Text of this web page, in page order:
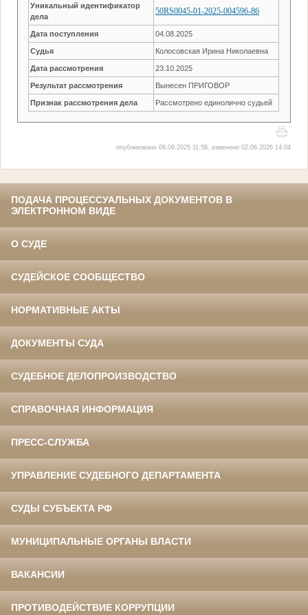
Уникальный идентификатор
дела
50RS0045-01-2025-004596-86
Дата поступления 04.08.2025
Судья Колосовская Ирина Николаевна
Дата рассмотрения 23.10.2025
Результат рассмотрения Вынесен ПРИГОВОР
Признак рассмотрения дела Рассмотрено единолично судьей
опубликовано 09.09.2025 11:58, изменено 02.06.2026 14:04
ПОДАЧА ПРОЦЕССУАЛЬНЫХ ДОКУМЕНТОВ В
ЭЛЕКТРОННОМ ВИДЕ
О СУДЕ
СУДЕЙСКОЕ СООБЩЕСТВО
НОРМАТИВНЫЕ АКТЫ
ДОКУМЕНТЫ СУДА
СУДЕБНОЕ ДЕЛОПРОИЗВОДСТВО
СПРАВОЧНАЯ ИНФОРМАЦИЯ
ПРЕСС-СЛУЖБА
УПРАВЛЕНИЕ СУДЕБНОГО ДЕПАРТАМЕНТА
СУДЫ СУБЪЕКТА РФ
МУНИЦИПАЛЬНЫЕ ОРГАНЫ ВЛАСТИ
ВАКАНСИИ
ПРОТИВОДЕЙСТВИЕ КОРРУПЦИИ